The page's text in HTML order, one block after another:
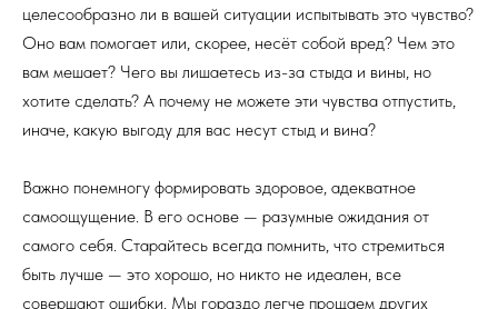
целесообразно ли в вашей ситуации испытывать это чувство?
Оно вам помогает или, скорее, несёт собой вред? Чем это
вам мешает? Чего вы лишаетесь из-за стыда и вины, но
хотите сделать? А почему не можете эти чувства отпустить,
иначе, какую выгоду для вас несут стыд и вина?
Важно понемногу формировать здоровое, адекватное
самоощущение. В его основе — разумные ожидания от
самого себя. Старайтесь всегда помнить, что стремиться
быть лучше — это хорошо, но никто не идеален, все
совершают ошибки. Мы гораздо легче прощаем других